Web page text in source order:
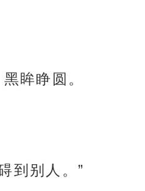
眸睁圆。
到别人。”